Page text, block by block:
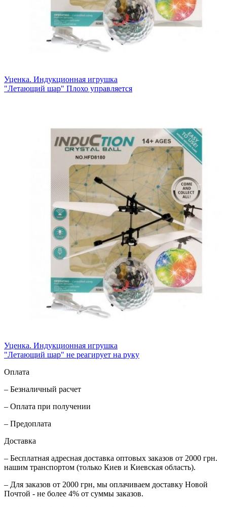
Уценка. Индукционная игрушка
"Летающий шар" Плохо управляется
Уценка. Индукционная игрушка
"Летающий шар" не реагирует на руку
Оплата
– Безналичный расчет
– Оплата при получении
– Предоплата
Доставка
– Бесплатная адресная доставка оптовых заказов от 2000 грн.
нашим транспортом (только Киев и Киевская область).
– Для заказов от 2000 грн, мы оплачиваем доставку Новой
Почтой - не более 4% от суммы заказов.